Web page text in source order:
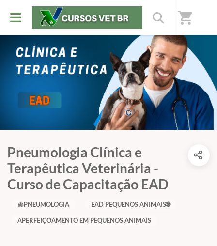
shopping_cart
Pneumologia Clínica e
Terapêutica Veterinária -
Curso de Capacitação EAD
🫁PNEUMOLOGIA EAD PEQUENOS ANIMAIS🌐
APERFEIÇOAMENTO EM PEQUENOS ANIMAIS